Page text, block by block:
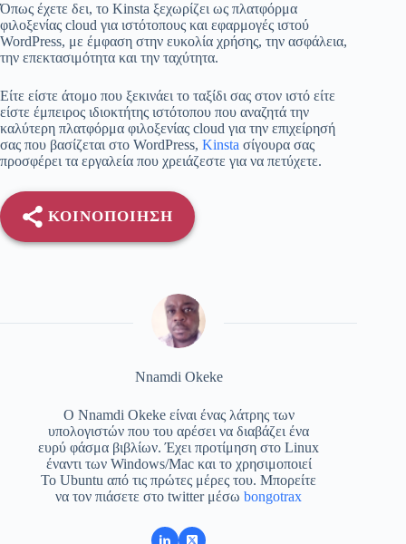
Όπως έχετε δει, το Kinsta ξεχωρίζει ως πλατφόρμα
φιλοξενίας cloud για ιστότοπους και εφαρμογές ιστού
WordPress, με έμφαση στην ευκολία χρήσης, την ασφάλεια,
την επεκτασιμότητα και την ταχύτητα.
Είτε είστε άτομο που ξεκινάει το ταξίδι σας στον ιστό είτε
είστε έμπειρος ιδιοκτήτης ιστότοπου που αναζητά την
καλύτερη πλατφόρμα φιλοξενίας cloud για την επιχείρησή
σας που βασίζεται στο WordPress, Kinsta σίγουρα σας
προσφέρει τα εργαλεία που χρειάζεστε για να πετύχετε.
ΚΟΙΝΟΠΟΊΗΣΗ
Nnamdi Okeke
Ο Nnamdi Okeke είναι ένας λάτρης των
υπολογιστών που του αρέσει να διαβάζει ένα
ευρύ φάσμα βιβλίων. Έχει προτίμηση στο Linux
έναντι των Windows/Mac και το χρησιμοποιεί
Το Ubuntu από τις πρώτες μέρες του. Μπορείτε
να τον πιάσετε στο twitter μέσωbongotrax